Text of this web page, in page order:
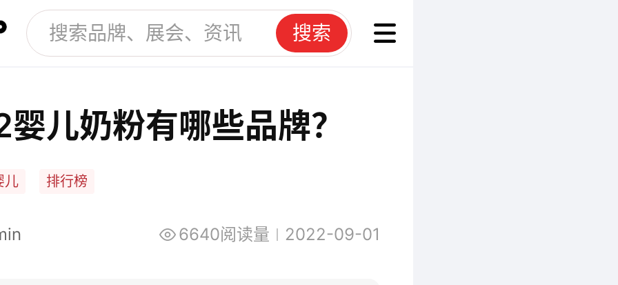
搜索
儿奶粉有哪些品牌？
儿 排行榜
6640阅读量 2022-09-01